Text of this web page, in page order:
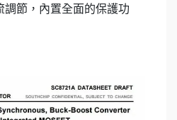
調節，內置全面的保護功